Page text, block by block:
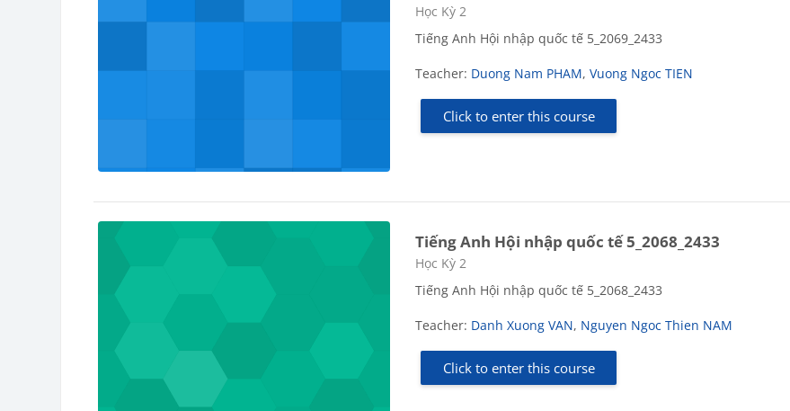
Course category
Học Kỳ 2
Tiếng Anh Hội nhập quốc tế 5_2069_2433
Teacher: Duong Nam PHAM,Vuong Ngoc TIEN
Click to enter this course
Tiếng Anh Hội nhập quốc tế 5_2068_2433
Course category
Học Kỳ 2
Tiếng Anh Hội nhập quốc tế 5_2068_2433
Teacher: Danh Xuong VAN, Nguyen Ngoc Thien NAM
Click to enter this course